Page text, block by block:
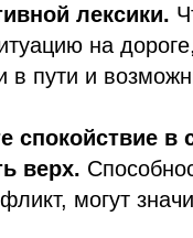
лексики.
на
пути и
спокойствие в
верх.
могут